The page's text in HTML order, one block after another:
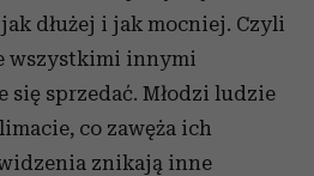
dłużej i jak mocniej. Czyli
wszystkimi innymi
się sprzedać. Młodzi ludzie
co zawęża ich
znikają inne